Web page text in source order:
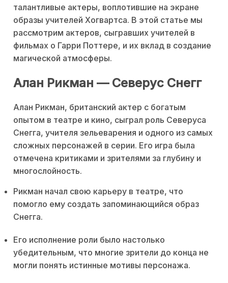
талантливые актеры, воплотившие на экране
образы учителей Хогвартса. В этой статье мы
рассмотрим актеров, сыгравших учителей в
фильмах о Гарри Поттере, и их вклад в создание
магической атмосферы.
Алан Рикман — Северус Снегг
Алан Рикман, британский актер с богатым
опытом в театре и кино, сыграл роль Северуса
Снегга, учителя зельеварения и одного из самых
сложных персонажей в серии. Его игра была
отмечена критиками и зрителями за глубину и
многослойность.
Рикман начал свою карьеру в театре, что
помогло ему создать запоминающийся образ
Снегга.
Его исполнение роли было настолько
убедительным, что многие зрители до конца не
могли понять истинные мотивы персонажа.